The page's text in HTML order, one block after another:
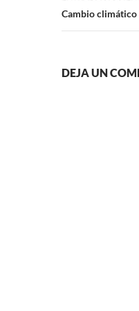
Cambio climático
DEJA UN